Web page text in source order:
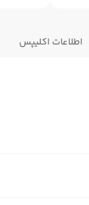
اطلاعات اکلیپس